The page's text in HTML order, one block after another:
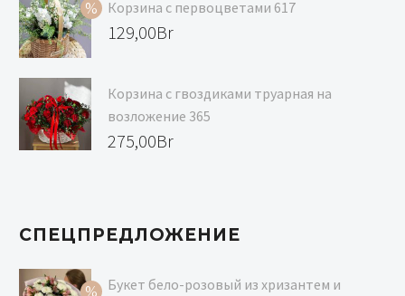
129,00Br.
118,00Br.
Корзина с первоцветами 617
Первоначальная
составляла
139,00Br.
129,00Br
цена:
129,00Br.
Корзина с гвоздиками труарная на
возложение 365
275,00Br
СПЕЦПРЕДЛОЖЕНИЕ
Букет бело-розовый из хризантем и